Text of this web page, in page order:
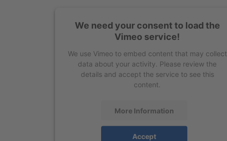
We need your consent to load the
Vimeo service!
We use Vimeo to embed content that may collect
data about your activity. Please review the
details and accept the service to see this
content.
More Information
Accept